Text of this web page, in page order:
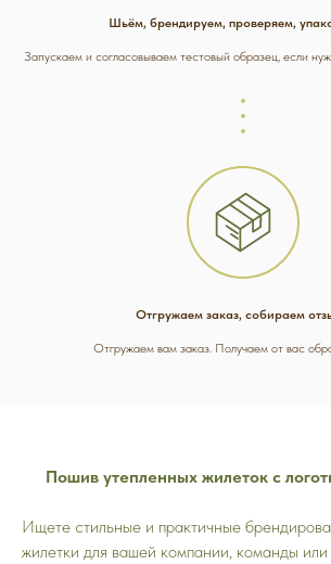
Шьём, брендируем, проверяем,
Запускаем и согласовываем тестовый образец, если
Отгружаем заказ, собираем
Отгружаем вам заказ. Получаем от вас
Пошив утепленных жилеток с
Ищете стильные и практичные
жилетки для вашей компании, команды